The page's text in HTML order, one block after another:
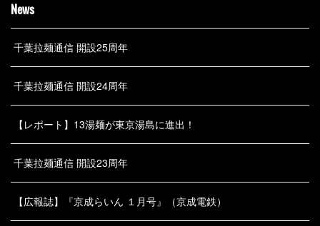
News
千葉拉麺通信 開設25周年
千葉拉麺通信 開設24周年
【レポート】13湯麺が東京湯島に進出！
千葉拉麺通信 開設23周年
【広報誌】『京成らいん １月号』（京成電鉄）